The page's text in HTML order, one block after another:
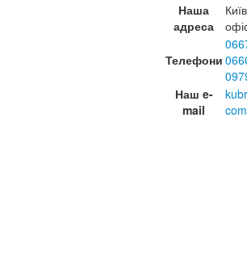
Наша
адреса
Телефони
Наш e-
mail